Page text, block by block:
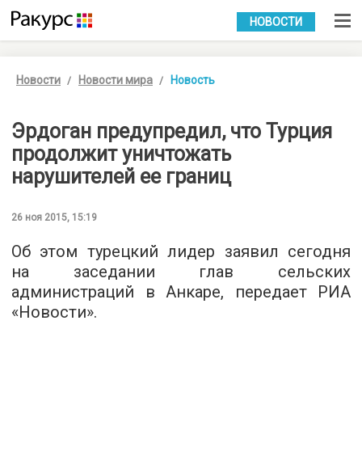
УКР РУС
НОВОСТИ
Новости Новости мира Новость
Эрдоган предупредил, что Турция
продолжит уничтожать
нарушителей ее границ
26 ноя 2015, 15:19
Об этом турецкий лидер заявил сегодня
на заседании глав сельских
администраций в Анкаре, передает РИА
«Новости».